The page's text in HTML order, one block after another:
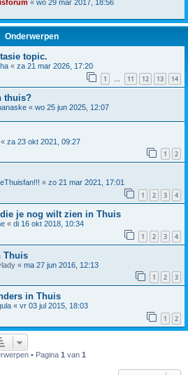
« wo 29 mar 2017, 18:56
Onderwerpen
topic.
« za 21 mar 2026, 17:20
1 … 11 12 13 14
thuis?
« wo 25 jun 2025, 12:07
« za 23 okt 2021, 09:27
1 2
« zo 21 mar 2021, 17:01
1 2 3 4
je nog wilt zien in Thuis
« di 16 okt 2018, 10:34
1 2 3 4
Thuis
« ma 27 jun 2016, 12:13
1 2 3
in Thuis
« vr 03 jul 2015, 18:03
1 2
• Pagina 1 van 1